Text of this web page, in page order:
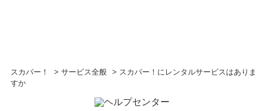
スカパー！ > サービス全般 > スカパー！にレンタルサービスはありま
すか